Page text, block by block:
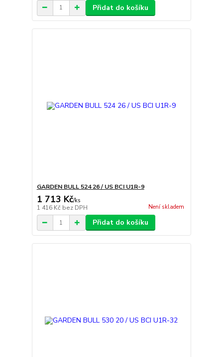
Přidat do košíku
GARDEN BULL 524 26 / US BCI U1R-9
1 713 Kč/ks
1 416 Kč bez DPH Není skladem
Přidat do košíku